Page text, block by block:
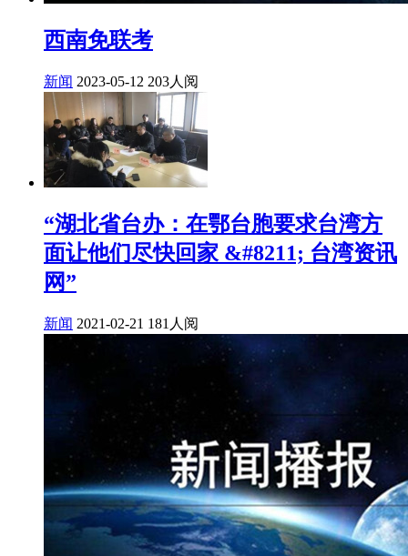
西南免联考
新闻 2023-05-12 203人阅
“湖北省台办：在鄂台胞要求台湾方
面让他们尽快回家 &#8211; 台湾资讯
网”
新闻 2021-02-21 181人阅